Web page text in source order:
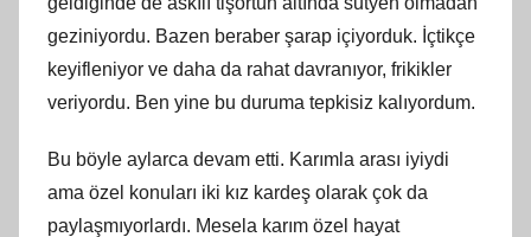
geziniyordu. Bazen beraber şarap içiyorduk. İçtikçe
keyifleniyor ve daha da rahat davranıyor, frikikler
veriyordu. Ben yine bu duruma tepkisiz kalıyordum.
Bu böyle aylarca devam etti. Karımla arası iyiydi
ama özel konuları iki kız kardeş olarak çok da
paylaşmıyorlardı. Mesela karım özel hayat